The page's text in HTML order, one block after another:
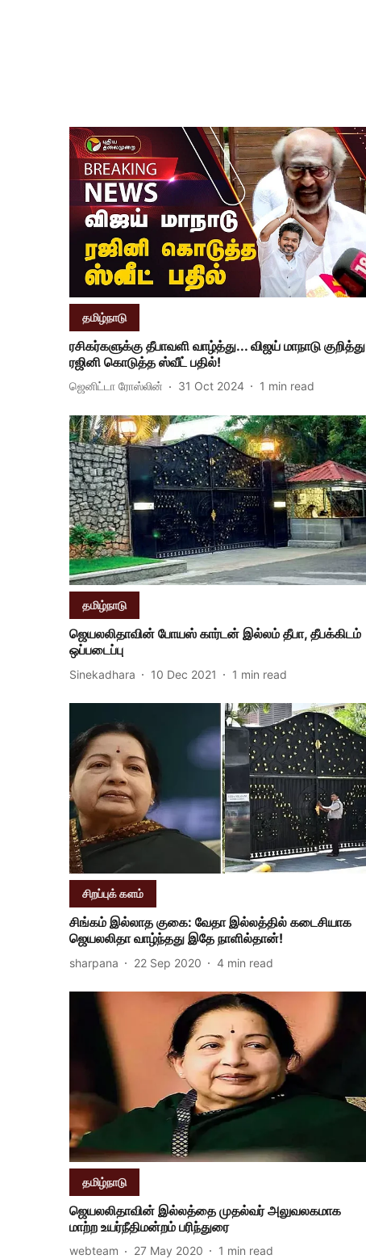
தமிழ்நாடு
ரசிகர்களுக்கு தீபாவளி வாழ்த்து... விஜய் மாநாடு குறித்து
ரஜினி கொடுத்த ஸ்வீட் பதில்!
ஜெனிட்டா ரோஸ்லின் 31 Oct 2024 1 min read
தமிழ்நாடு
ஜெயலலிதாவின் போயஸ் கார்டன் இல்லம் தீபா, தீபக்கிடம்
ஒப்படைப்பு
Sinekadhara 10 Dec 2021 1 min read
சிறப்புக் களம்
சிங்கம் இல்லாத குகை: வேதா இல்லத்தில் கடைசியாக
ஜெயலலிதா வாழ்ந்தது இதே நாளில்தான்!
sharpana 22 Sep 2020 4 min read
தமிழ்நாடு
ஜெயலலிதாவின் இல்லத்தை முதல்வர் அலுவலகமாக
மாற்ற உயர்நீதிமன்றம் பரிந்துரை
webteam 27 May 2020 1 min read